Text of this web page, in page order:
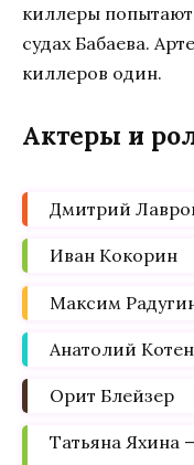
киллеры
судах Бабаева.
киллеров один.
Актеры и
Дмитрий
Иван Кокорин
Максим
Анатолий
Орит Блейзер
Татьяна Яхина